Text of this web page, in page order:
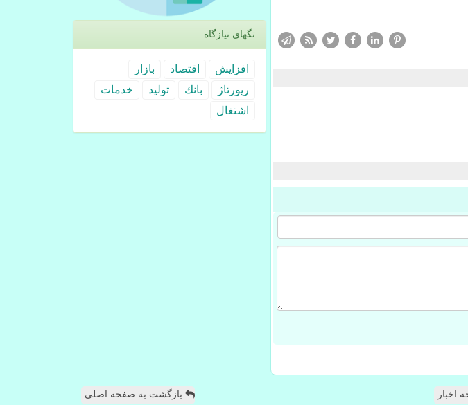
تگهای نیازگاه
افزایش اقتصاد
بازار
رپورتاژ
بانك تولید
خدمات
اشتغال
اخبار بازگشت به صفحه اصلی